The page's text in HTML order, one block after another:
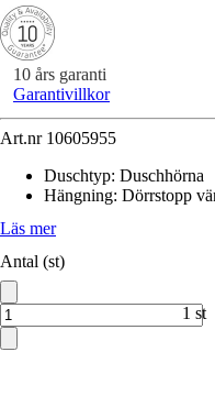
10 års garanti
Garantivillkor
Art.nr 10605955
Duschtyp: Duschhörna
Hängning: Dörrstopp
Läs mer
Antal (st)
1 st